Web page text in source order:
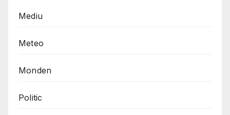
Mediu
Meteo
Monden
Politic